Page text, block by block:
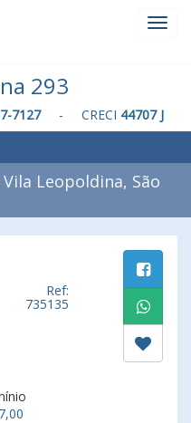
293
7127- CRECI 44707 J
Leopoldina, São
Ref:
735135